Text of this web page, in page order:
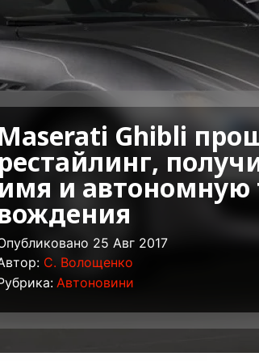
Maserati Ghibli
рестайлинг,
имя и автономную
25 Авг 2017
C. Волощенко
Автоновини